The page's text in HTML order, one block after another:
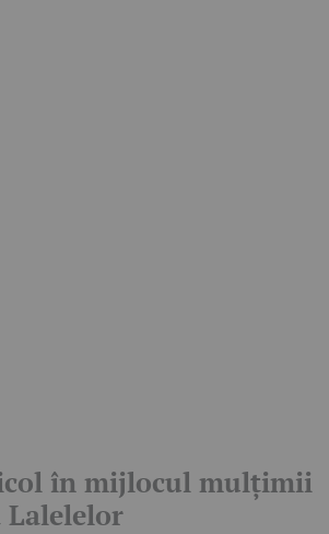
în mijlocul mulțimii
Lalelelor